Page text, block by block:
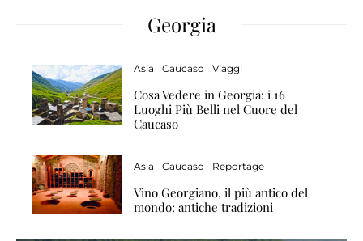
Georgia
Asia Caucaso Viaggi
Cosa Vedere in Georgia: i 16
Luoghi Più Belli nel Cuore del
Caucaso
Asia Caucaso Reportage
Vino Georgiano, il più antico del
mondo: antiche tradizioni